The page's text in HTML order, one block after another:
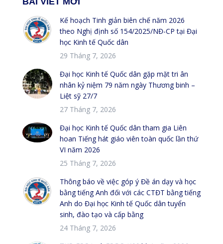
Kế hoạch Tinh giản biên chế năm 2026
theo Nghị định số 154/2025/NĐ-CP tại Đại
học Kinh tế Quốc dân
29 Tháng 7, 2026
Đại học Kinh tế Quốc dân gặp mặt tri ân
nhân kỷ niệm 79 năm ngày Thương binh –
Liệt sỹ 27/7
27 Tháng 7, 2026
Đại học Kinh tế Quốc dân tham gia Liên
hoan Tiếng hát giáo viên toàn quốc lần thứ
VI năm 2026
25 Tháng 7, 2026
Thông báo về việc góp ý Đề án dạy và học
bằng tiếng Anh đối với các CTĐT bằng tiếng
Anh do Đại học Kinh tế Quốc dân tuyển
sinh, đào tạo và cấp bằng
24 Tháng 7, 2026